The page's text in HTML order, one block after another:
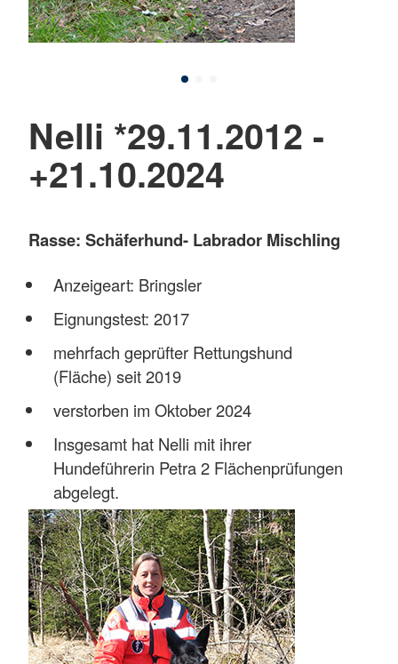
Nelli *29.11.2012 -
+21.10.2024
Rasse: Schäferhund- Labrador Mischling
Anzeigeart: Bringsler
Eignungstest: 2017
mehrfach geprüfter Rettungshund
(Fläche) seit 2019
verstorben im Oktober 2024
Insgesamt hat Nelli mit ihrer
Hundeführerin Petra 2 Flächenprüfungen
abgelegt.